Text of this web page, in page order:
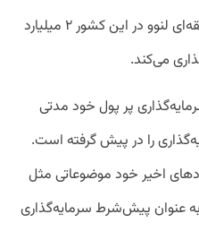
کارخانه و تاسیس دفتر مرکزی منطقه‌ای لنوو در این کشور ۲ میلیارد
می‌کند.
پر پول خود مدتی
را در پیش گرفته است.
اخیر خود موضوعاتی مثل
به عنوان پیش‌شرط سرمایه‌گذاری